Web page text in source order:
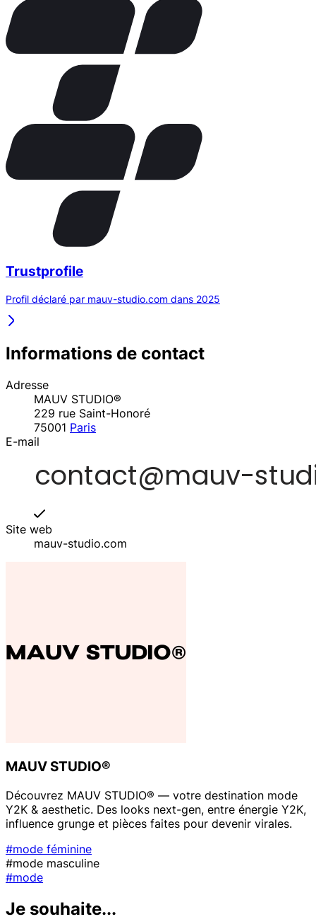
Trustprofile
Profil déclaré par mauv-studio.com dans 2025
Informations de contact
Adresse
MAUV STUDIO®
229 rue Saint-Honoré
75001 Paris
E-mail
Site web
mauv-studio.com
MAUV STUDIO®
Découvrez MAUV STUDIO® — votre destination mode
Y2K & aesthetic. Des looks next-gen, entre énergie Y2K,
influence grunge et pièces faites pour devenir virales.
#mode féminine
#mode masculine
#mode
Je souhaite...